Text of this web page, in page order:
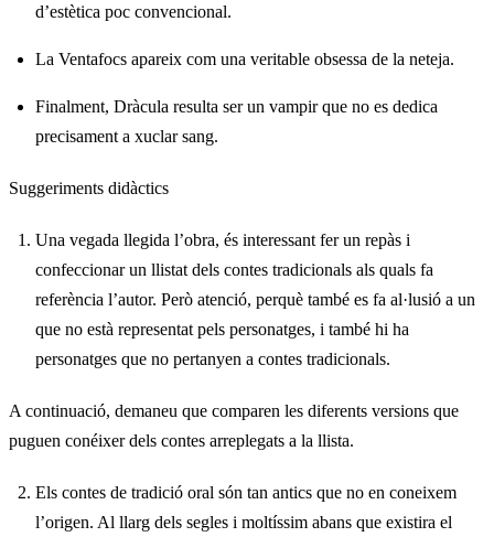
d’estètica poc convencional.
La Ventafocs apareix com una veritable obsessa de la neteja.
Finalment, Dràcula resulta ser un vampir que no es dedica
precisament a xuclar sang.
Suggeriments didàctics
Una vegada llegida l’obra, és interessant fer un repàs i
confeccionar un llistat dels contes tradicionals als quals fa
referència l’autor. Però atenció, perquè també es fa al·lusió a un
que no està representat pels personatges, i també hi ha
personatges que no pertanyen a contes tradicionals.
A continuació, demaneu que comparen les diferents versions que
puguen conéixer dels contes arreplegats a la llista.
Els contes de tradició oral són tan antics que no en coneixem
l’origen. Al llarg dels segles i moltíssim abans que existira el